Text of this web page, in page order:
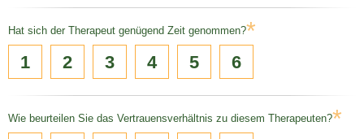
Hat sich der Therapeut genügend Zeit genommen?*
1 2 3 4 5 6
Wie beurteilen Sie das Vertrauensverhältnis zu diesem Therapeuten?*